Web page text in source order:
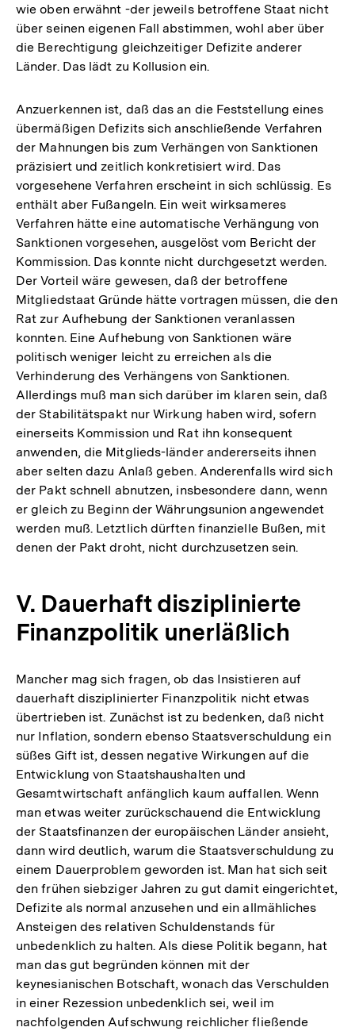
wie oben erwähnt -der jeweils betroffene Staat nicht
über seinen eigenen Fall abstimmen, wohl aber über
die Berechtigung gleichzeitiger Defizite anderer
Länder. Das lädt zu Kollusion ein.
Anzuerkennen ist, daß das an die Feststellung eines
übermäßigen Defizits sich anschließende Verfahren
der Mahnungen bis zum Verhängen von Sanktionen
präzisiert und zeitlich konkretisiert wird. Das
vorgesehene Verfahren erscheint in sich schlüssig. Es
enthält aber Fußangeln. Ein weit wirksameres
Verfahren hätte eine automatische Verhängung von
Sanktionen vorgesehen, ausgelöst vom Bericht der
Kommission. Das konnte nicht durchgesetzt werden.
Der Vorteil wäre gewesen, daß der betroffene
Mitgliedstaat Gründe hätte vortragen müssen, die den
Rat zur Aufhebung der Sanktionen veranlassen
konnten. Eine Aufhebung von Sanktionen wäre
politisch weniger leicht zu erreichen als die
Verhinderung des Verhängens von Sanktionen.
Allerdings muß man sich darüber im klaren sein, daß
der Stabilitätspakt nur Wirkung haben wird, sofern
einerseits Kommission und Rat ihn konsequent
anwenden, die Mitglieds-länder andererseits ihnen
aber selten dazu Anlaß geben. Anderenfalls wird sich
der Pakt schnell abnutzen, insbesondere dann, wenn
er gleich zu Beginn der Währungsunion angewendet
werden muß. Letztlich dürften finanzielle Bußen, mit
denen der Pakt droht, nicht durchzusetzen sein.
V. Dauerhaft disziplinierte
Finanzpolitik unerläßlich
Mancher mag sich fragen, ob das Insistieren auf
dauerhaft disziplinierter Finanzpolitik nicht etwas
übertrieben ist. Zunächst ist zu bedenken, daß nicht
nur Inflation, sondern ebenso Staatsverschuldung ein
süßes Gift ist, dessen negative Wirkungen auf die
Entwicklung von Staatshaushalten und
Gesamtwirtschaft anfänglich kaum auffallen. Wenn
man etwas weiter zurückschauend die Entwicklung
der Staatsfinanzen der europäischen Länder ansieht,
dann wird deutlich, warum die Staatsverschuldung zu
einem Dauerproblem geworden ist. Man hat sich seit
den frühen siebziger Jahren zu gut damit eingerichtet,
Defizite als normal anzusehen und ein allmähliches
Ansteigen des relativen Schuldenstands für
unbedenklich zu halten. Als diese Politik begann, hat
man das gut begründen können mit der
keynesianischen Botschaft, wonach das Verschulden
in einer Rezession unbedenklich sei, weil im
nachfolgenden Aufschwung reichlicher fließende